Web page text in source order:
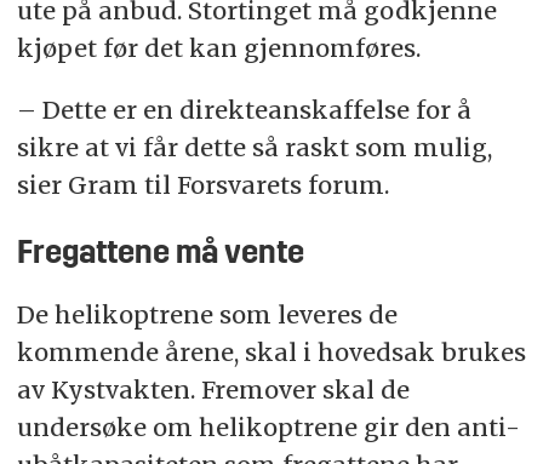
ute på anbud. Stortinget må godkjenne
kjøpet før det kan gjennomføres.
– Dette er en direkteanskaffelse for å
sikre at vi får dette så raskt som mulig,
sier Gram til Forsvarets forum.
Fregattene må vente
De helikoptrene som leveres de
kommende årene, skal i hovedsak brukes
av Kystvakten. Fremover skal de
undersøke om helikoptrene gir den anti-